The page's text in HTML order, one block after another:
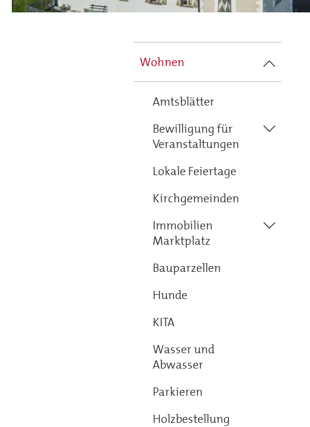
Main
navigation
Wohnen
Amtsblätter
Bewilligung für
Veranstaltungen
Lokale Feiertage
Kirchgemeinden
Immobilien
Marktplatz
Bauparzellen
Hunde
KITA
Wasser und
Abwasser
Parkieren
Holzbestellung